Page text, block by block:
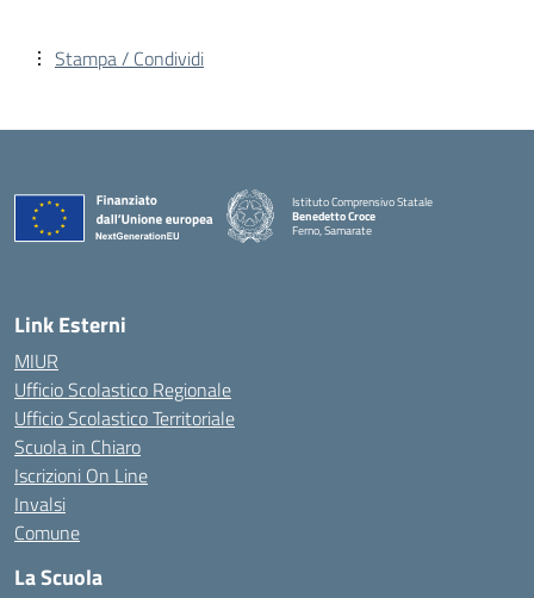
Stampa / Condividi
Istituto Comprensivo Statale
Benedetto Croce
Ferno, Samarate
Link Esterni
MIUR
Ufficio Scolastico Regionale
Ufficio Scolastico Territoriale
Scuola in Chiaro
Iscrizioni On Line
Invalsi
Comune
La Scuola